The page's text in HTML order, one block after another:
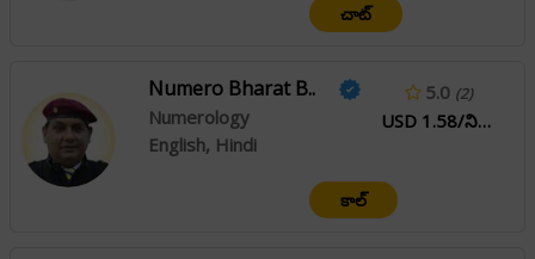
చాట్
Numero Bharat B..
Numerology
English, Hindi
5.0 (2)
USD 1.58/నిమి
కాల్